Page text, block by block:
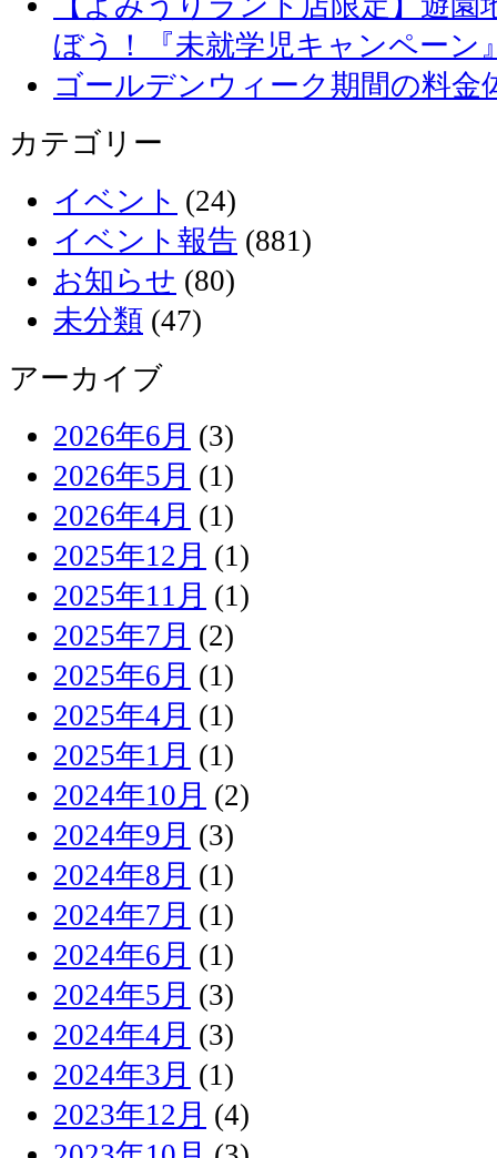
ぼう！『未就学児キャンペーン
ゴールデンウィーク期間の料金
カテゴリー
イベント (24)
イベント報告 (881)
お知らせ (80)
未分類 (47)
アーカイブ
2026年6月 (3)
2026年5月 (1)
2026年4月 (1)
2025年12月 (1)
2025年11月 (1)
2025年7月 (2)
2025年6月 (1)
2025年4月 (1)
2025年1月 (1)
2024年10月 (2)
2024年9月 (3)
2024年8月 (1)
2024年7月 (1)
2024年6月 (1)
2024年5月 (3)
2024年4月 (3)
2024年3月 (1)
2023年12月 (4)